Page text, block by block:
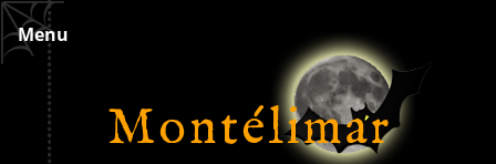
Skip
to
content
Menu
Montélimar